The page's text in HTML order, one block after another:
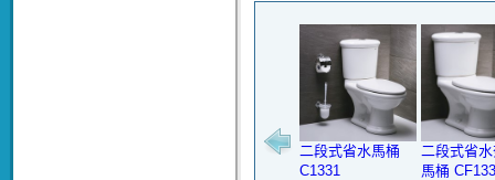
二段式省水馬桶
C1331
二段式省
馬桶